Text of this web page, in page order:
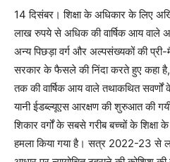
14 दिसंबर। शिक्षा के अधिकार के लिए
लाख रुपये से अधिक की वार्षिक आय वाले
अन्य पिछड़ा वर्ग और अल्पसंख्यकों की प्री-
सरकार के फैसले की निंदा करते हुए कहा
तक की वार्षिक आय वाले तथाकथित
यानी ईडब्ल्यूएस आरक्षण की शुरुआत की
शिकार वर्गों के सबसे गरीब बच्चों के
हमला किया गया है। सत्र 2022-23 से